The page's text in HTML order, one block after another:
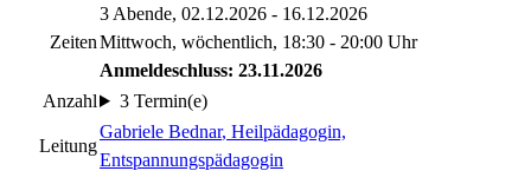
Zeiten
3 Abende, 02.12.2026 - 16.12.2026
Mittwoch, wöchentlich, 18:30 - 20:00 Uhr
Anmeldeschluss: 23.11.2026
Anzahl
3 Termin(e)
Leitung
Gabriele Bednar, Heilpädagogin,
Entspannungspädagogin